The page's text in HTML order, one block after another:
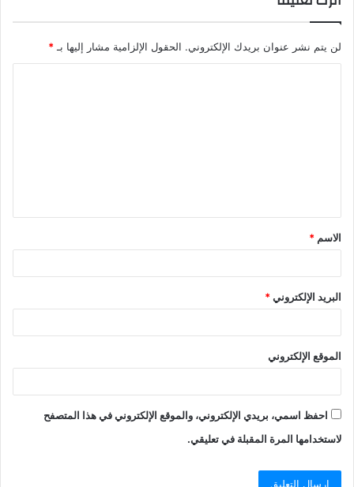
لن يتم نشر عنوان بريدك الإلكتروني. الحقول الإلزامية مشار إليها بـ *
الاسم *
البريد الإلكتروني*
الموقع الإلكتروني
احفظ اسمي، بريدي الإلكتروني، والموقع الإلكتروني في هذا المتصفح
لاستخدامها المرة المقبلة في تعليقي.